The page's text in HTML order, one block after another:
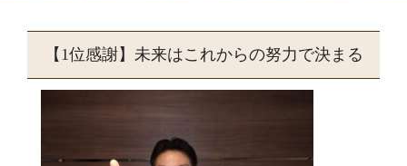
【1位感謝】未来はこれからの努力で決まる